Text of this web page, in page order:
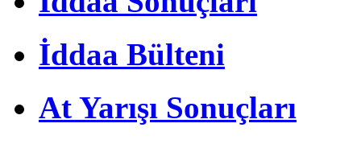
İddaa Bülteni
At Yarışı Sonuçları